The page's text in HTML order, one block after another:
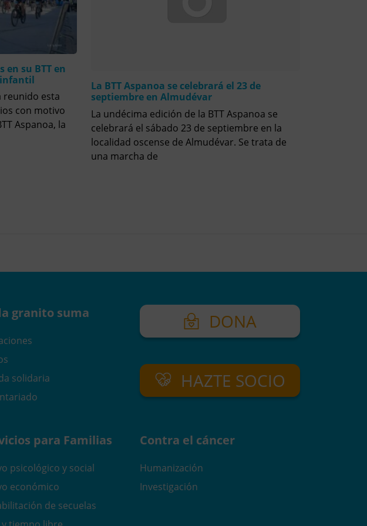
en su BTT en
reunido esta
con motivo
Aspanoa, la
La BTT Aspanoa se celebrará el 23 de
septiembre en Almudévar
La undécima edición de la BTT Aspanoa se
celebrará el sábado 23 de septiembre en la
localidad oscense de Almudévar. Se trata de
una marcha de
granito suma
solidaria
DONA
HAZTE SOCIO
para Familias
psicológico y social
económico
de secuelas
Contra el cáncer
Humanización
Investigación